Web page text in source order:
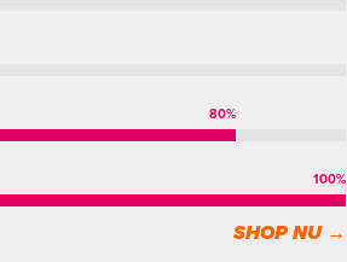
80%
100%
SHOP NU →